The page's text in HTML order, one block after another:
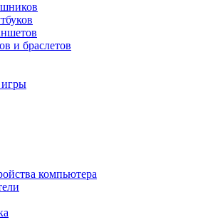
и браслетов
игры
компьютера